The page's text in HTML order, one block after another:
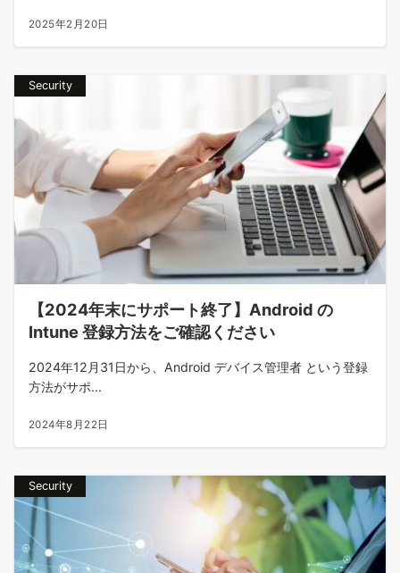
2025年2月20日
Security
【2024年末にサポート終了】Android の
Intune 登録方法をご確認ください
2024年12月31日から、Android デバイス管理者 という登録
方法がサポ...
2024年8月22日
Security